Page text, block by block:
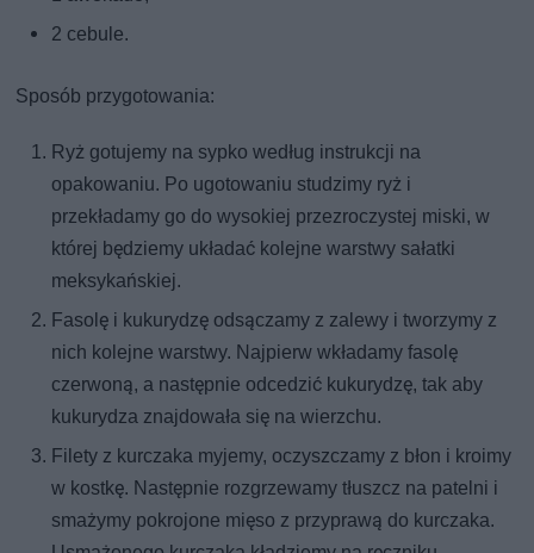
2 cebule.
Sposób przygotowania:
Ryż gotujemy na sypko według instrukcji na
opakowaniu. Po ugotowaniu studzimy ryż i
przekładamy go do wysokiej przezroczystej miski, w
której będziemy układać kolejne warstwy sałatki
meksykańskiej.
Fasolę i kukurydzę odsączamy z zalewy i tworzymy z
nich kolejne warstwy. Najpierw wkładamy fasolę
czerwoną, a następnie odcedzić kukurydzę, tak aby
kukurydza znajdowała się na wierzchu.
Filety z kurczaka myjemy, oczyszczamy z błon i kroimy
w kostkę. Następnie rozgrzewamy tłuszcz na patelni i
smażymy pokrojone mięso z przyprawą do kurczaka.